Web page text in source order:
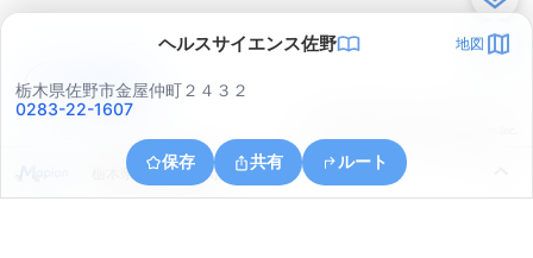
ヘルスサイエンス佐野 地図
栃木県佐野市金屋仲町２４３２
0283-22-1607
保存 共有 ルート
栃木県佐野市富岡町
アプリで見る